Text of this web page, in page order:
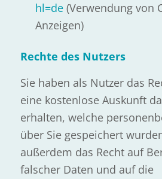
hl=de(Verwendung von
Anzeigen)
Rechte des Nutzers
Sie haben als Nutzer das
eine kostenlose Auskunft
erhalten, welche
über Sie gespeichert
außerdem das Recht auf
falscher Daten und auf die